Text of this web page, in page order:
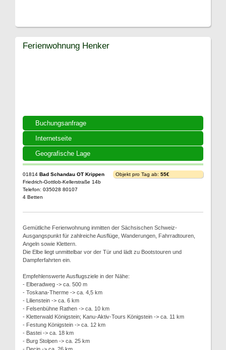
Buchungsanfrage
Internetseite
Geografische Lage
Ferienwohnung Henker
01814 Bad Schandau OT Krippen
Friedrich-Gottlob-Kellerstraße 14b
Telefon: 035028 80107
4 Betten
Objekt pro Tag ab: 55€
Gemütliche Ferienwohnung inmitten der Sächsischen Schweiz-
Ausgangspunkt für zahlreiche Ausflüge, Wanderungen, Fahrradtouren,
Angeln sowie Klettern.
Die Elbe liegt unmittelbar vor der Tür und lädt zu Bootstouren und
Dampferfahrten ein.
Empfehlenswerte Ausflugsziele in der Nähe:
- Elberadweg -> ca. 500 m
- Toskana-Therme -> ca. 4,5 km
- Lilienstein -> ca. 6 km
- Felsenbühne Rathen -> ca. 10 km
- Kletterwald Königstein; Kanu-Aktiv-Tours Königstein -> ca. 11 km
- Festung Königstein -> ca. 12 km
- Bastei -> ca. 18 km
- Burg Stolpen -> ca. 25 km